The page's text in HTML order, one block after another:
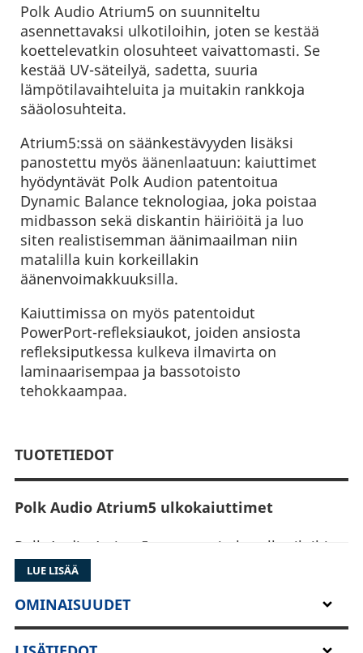
Polk Audio Atrium5 on suunniteltu
asennettavaksi ulkotiloihin, joten se kestää
koettelevatkin olosuhteet vaivattomasti. Se
kestää UV-säteilyä, sadetta, suuria
lämpötilavaihteluita ja muitakin rankkoja
sääolosuhteita.
Atrium5:ssä on säänkestävyyden lisäksi
panostettu myös äänenlaatuun: kaiuttimet
hyödyntävät Polk Audion patentoitua
Dynamic Balance teknologiaa, joka poistaa
midbasson sekä diskantin häiriöitä ja luo
siten realistisemman äänimaailman niin
matalilla kuin korkeillakin
äänenvoimakkuuksilla.
Kaiuttimissa on myös patentoidut
PowerPort-refleksiaukot, joiden ansiosta
refleksiputkessa kulkeva ilmavirta on
laminaarisempaa ja bassotoisto
tehokkaampaa.
TUOTETIEDOT
Polk Audio Atrium5 ulkokaiuttimet
Polk Audio Atrium5 on suunniteltu ulkotiloihin,
joten se on valmistettu kestämään UV-säteilyä,
sadetta, suuria lämpötilavaihteluita ja muitakin
rankkoja sääolosuhteita. Se on helppo kiinnittää
pysty- tai vaakatasoon esimerkiksi terassille:
Asenna kaiuttimen kiinnike seinään ja aseta
LUE LISÄÄ
OMINAISUUDET